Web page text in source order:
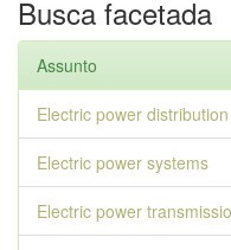
Busca facetada
Assunto
Electric power
Electric power systems
Electric power